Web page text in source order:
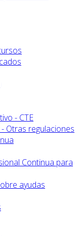
- CTE
Otras regulaciones
Continua para
ayudas